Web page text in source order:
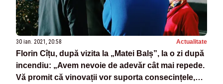
30 ian. 2021, 20:58 Actualitate
Florin Cîțu, după vizita la „Matei Balș”, la o zi după
incendiu: „Avem nevoie de adevăr cât mai repede.
Vă promit că vinovații vor suporta consecințele,